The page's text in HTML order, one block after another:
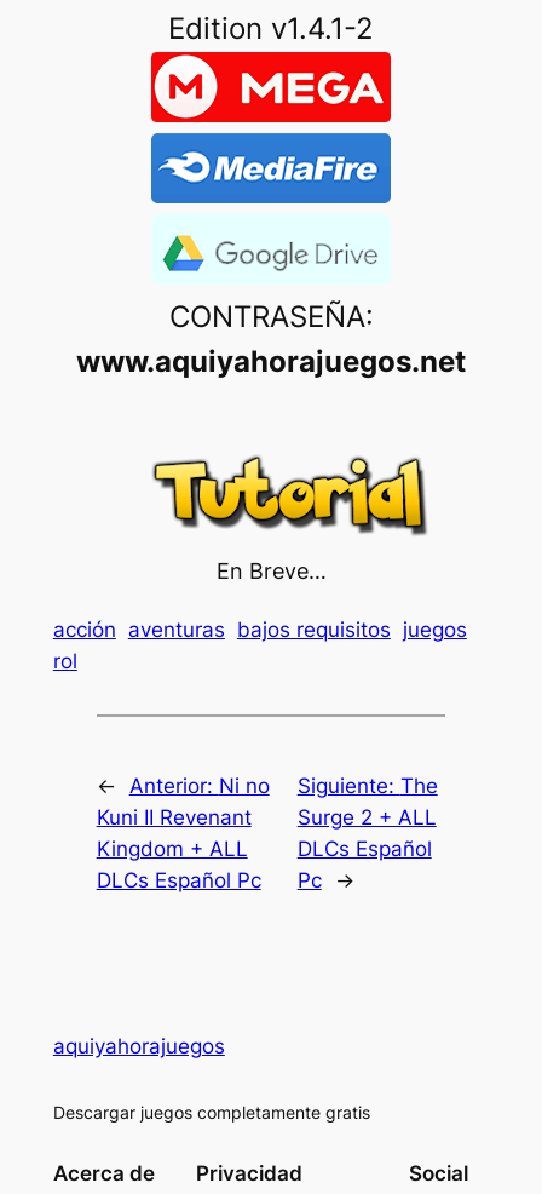
Edition v1.4.1-2
CONTRASEÑA:
www.aquiyahorajuegos.net
En Breve…
acción aventuras bajos requisitos juegos
rol
← Anterior: Ni no
Kuni II Revenant
Kingdom + ALL
DLCs Español Pc
Siguiente: The
Surge 2 + ALL
DLCs Español
Pc
→
aquiyahorajuegos
Descargar juegos completamente gratis
Acerca de Privacidad Social